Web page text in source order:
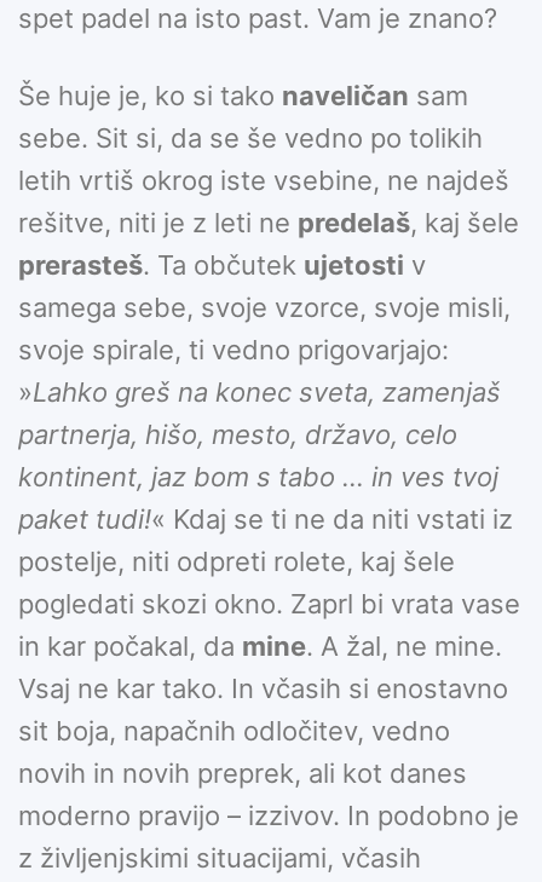
spet padel na isto past. Vam je znano?
Še huje je, ko si tako naveličan sam
sebe. Sit si, da se še vedno po tolikih
letih vrtiš okrog iste vsebine, ne najdeš
rešitve, niti je z leti ne predelaš, kaj šele
prerasteš. Ta občutek ujetosti v
samega sebe, svoje vzorce, svoje misli,
svoje spirale, ti vedno prigovarjajo:
»Lahko greš na konec sveta, zamenjaš
partnerja, hišo, mesto, državo, celo
kontinent, jaz bom s tabo … in ves tvoj
paket tudi!« Kdaj se ti ne da niti vstati iz
postelje, niti odpreti rolete, kaj šele
pogledati skozi okno. Zaprl bi vrata vase
in kar počakal, da mine. A žal, ne mine.
Vsaj ne kar tako. In včasih si enostavno
sit boja, napačnih odločitev, vedno
novih in novih preprek, ali kot danes
moderno pravijo – izzivov. In podobno je
z življenjskimi situacijami, včasih